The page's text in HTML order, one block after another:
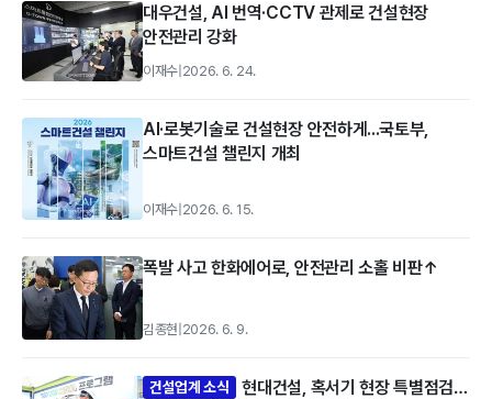
대우건설, AI 번역·CCTV 관제로 건설현장
안전관리 강화
이재수 2026. 6. 24.
AI·로봇기술로 건설현장 안전하게...국토부,
스마트건설 챌린지 개최
이재수 2026. 6. 15.
폭발 사고 한화에어로, 안전관리 소홀 비판↑
김종현 2026. 6. 9.
건설업계 소식
현대건설, 혹서기 현장 특별점검…